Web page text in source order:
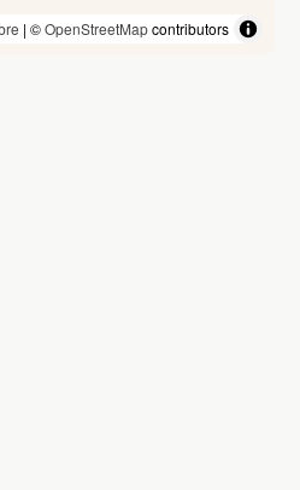
| ©OpenStreetMapcontributors